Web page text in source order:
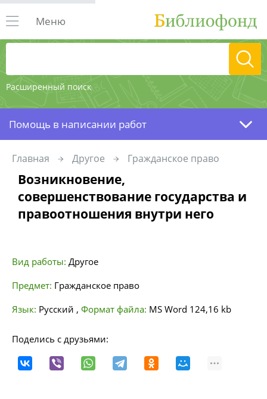
Расширенный поиск
Меню
Помощь в написании работ
Главная Другое Гражданское право
Возникновение,
совершенствование государства и
правоотношения внутри него
Вид работы: Другое
Предмет: Гражданское право
Язык: Русский , Формат файла: MS Word 124,16 kb
Поделись с друзьями: